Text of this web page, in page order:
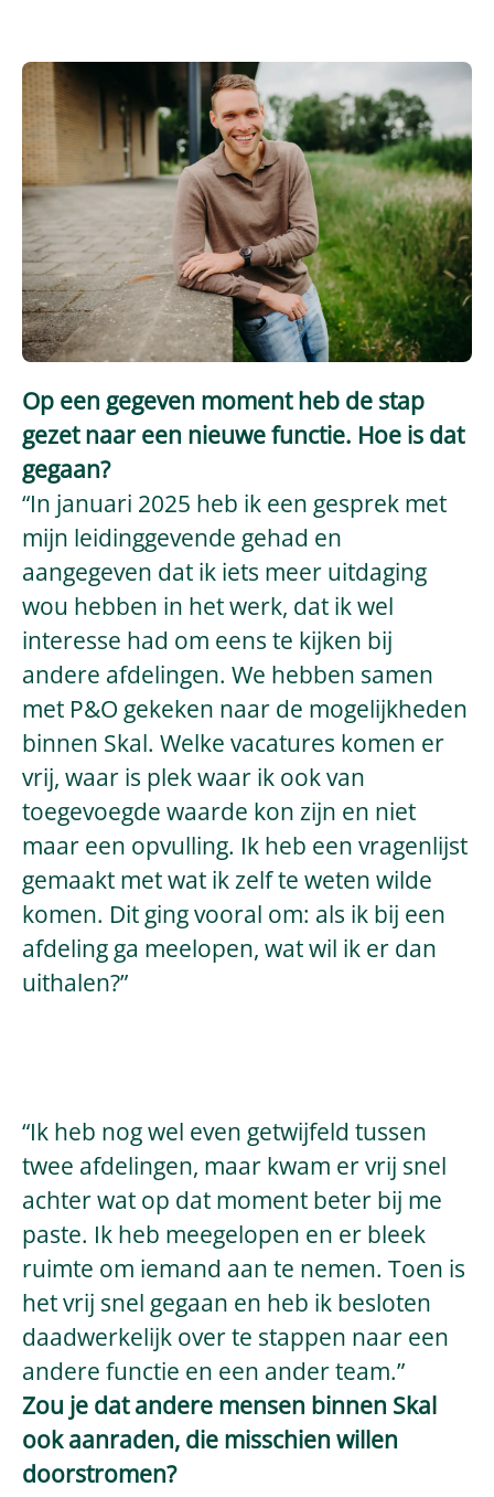
Op een gegeven moment heb de stap
gezet naar een nieuwe functie. Hoe is dat
gegaan?
“In januari 2025 heb ik een gesprek met
mijn leidinggevende gehad en
aangegeven dat ik iets meer uitdaging
wou hebben in het werk, dat ik wel
interesse had om eens te kijken bij
andere afdelingen. We hebben samen
met P&O gekeken naar de mogelijkheden
binnen Skal. Welke vacatures komen er
vrij, waar is plek waar ik ook van
toegevoegde waarde kon zijn en niet
maar een opvulling. Ik heb een vragenlijst
gemaakt met wat ik zelf te weten wilde
komen. Dit ging vooral om: als ik bij een
afdeling ga meelopen, wat wil ik er dan
uithalen?”
“Ik heb nog wel even getwijfeld tussen
twee afdelingen, maar kwam er vrij snel
achter wat op dat moment beter bij me
paste. Ik heb meegelopen en er bleek
ruimte om iemand aan te nemen. Toen is
het vrij snel gegaan en heb ik besloten
daadwerkelijk over te stappen naar een
andere functie en een ander team.”
Zou je dat andere mensen binnen Skal
ook aanraden, die misschien willen
doorstromen?